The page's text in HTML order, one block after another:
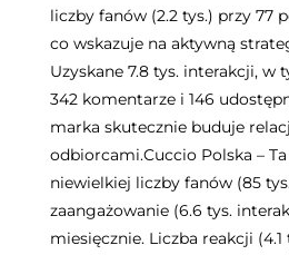
liczby fanów (2.2 tys.) przy 77
co wskazuje na aktywną
Uzyskane 7.8 tys. interakcji, w
342 komentarze i 146
marka skutecznie buduje
odbiorcami.Cuccio Polska –
niewielkiej liczby fanów (85
zaangażowanie (6.6 tys.
miesięcznie. Liczba reakcji